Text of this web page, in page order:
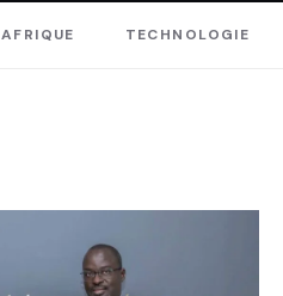
AFRIQUE TECHNOLOGIE